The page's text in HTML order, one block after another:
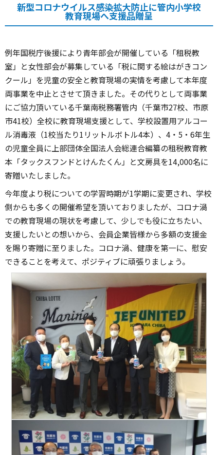
新型コロナウイルス感染拡大防止に管内小学校
教育現場へ支援品贈呈
例年国税庁後援により青年部会が開催している「租税教
室」と女性部会が募集している「税に関する絵はがきコン
クール」を児童の安全と教育現場の実情を考慮して本年度
両事業を中止とさせて頂きました。その代りとして両事業
にご協力頂いている千葉南税務署管内（千葉市27校、市原
市41校）全校に教育現場支援として、学校設置用アルコー
ル消毒液（1校当たり1リットルボトル4本）、4・5・6年生
の児童全員に上部団体全国法人会総連合編纂の租税教育教
本「タックスフンドとけんたくん」と文房具を14,000名に
寄贈いたしました。
今年度より税についての学習時期が1学期に変更され、学校
側からも多くの開催希望を頂いておりましたが、コロナ渦
での教育現場の現状を考慮して、少しでも役に立ちたい、
支援したいとの想いから、会員企業皆様から多額の支援金
を賜り寄贈に至りました。コロナ渦、健康を第一に、慰安
できることを考えて、ポジティブに頑張りましょう。